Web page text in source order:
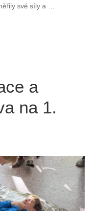
své síly a …
a
na 1.